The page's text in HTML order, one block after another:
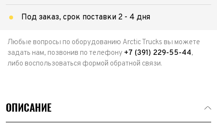
Под заказ, срок поставки 2 - 4 дня
Любые вопросы по оборудованию Arctic Trucks вы можете
задать нам, позвонив по телефону +7 (391) 229-55-44,
либо воспользоваться формой обратной связи.
ОПИСАНИЕ